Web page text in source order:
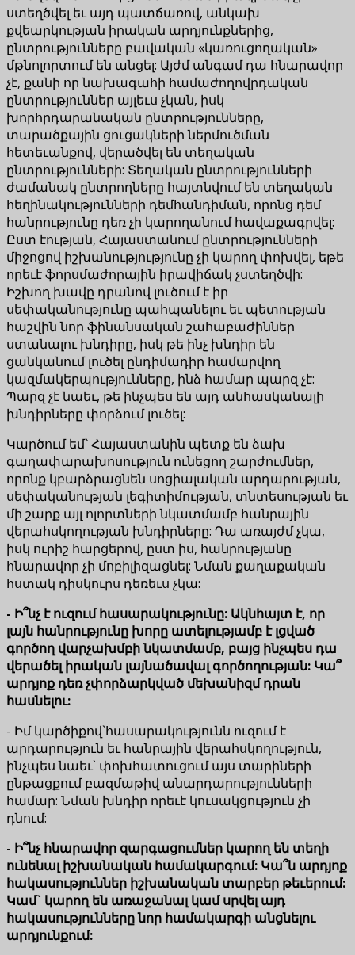
ստեղծվել եւ այդ պատճառով, անկախ
քվեարկության իրական արդյունքներից,
ընտրությունները բավական «կառուցողական»
մթնոլորտում են անցել: Այժմ անգամ դա հնարավոր
չէ, քանի որ նախագահի համաժողովրդական
ընտրություններ այլեւս չկան, իսկ
խորհրդարանական ընտրությունները,
տարածքային ցուցակների ներմուծման
հետեւանքով, վերածվել են տեղական
ընտրությունների: Տեղական ընտրությունների
ժամանակ ընտրողները հայտնվում են տեղական
հեղինակությունների դեմհանդիման, որոնց դեմ
հանրությունը դեռ չի կարողանում հավաքագրվել:
Ըստ էության, Հայաստանում ընտրությունների
միջոցով իշխանությությունը չի կարող փոխվել, եթե
որեւէ ֆորսմաժորային իրավիճակ չստեղծվի:
Իշխող խավը դրանով լուծում է իր
սեփականությունը պահպանելու եւ պետության
հաշվին նոր ֆինանսական շահաբաժիններ
ստանալու խնդիրը, իսկ թե ինչ խնդիր են
ցանկանում լուծել ընդիմադիր համարվող
կազմակերպությունները, ինձ համար պարզ չէ:
Պարզ չէ նաեւ, թե ինչպես են այդ անհասկանալի
խնդիրները փորձում լուծել:
Կարծում եմ` Հայաստանին պետք են ձախ
գաղափարախոսություն ունեցող շարժումներ,
որոնք կբարձրացնեն սոցիալական արդարության,
սեփականության լեգիտիմության, տնտեսության եւ
մի շարք այլ ոլորտների նկատմամբ հանրային
վերահսկողության խնդիրները: Դա առայժմ չկա,
իսկ ուրիշ հարցերով, ըստ իս, հանրությանը
հնարավոր չի մոբիլիզացնել: Նման քաղաքական
հստակ դիսկուրս դեռեւս չկա:
- Ի՞նչ է ուզում հասարակությունը: Ակնհայտ է, որ
լայն հանրությունը խորը ատելությամբ է լցված
գործող վարչախմբի նկատմամբ, բայց ինչպես դա
վերածել իրական լայնածավալ գործողության: Կա՞
արդյոք դեռ չփորձարկված մեխանիզմ դրան
հասնելու:
- Իմ կարծիքով`հասարակությունն ուզում է
արդարություն եւ հանրային վերահսկողություն,
ինչպես նաեւ` փոխհատուցում այս տարիների
ընթացքում բազմաթիվ անարդարությունների
համար: Նման խնդիր որեւէ կուսակցություն չի
դնում:
- Ի՞նչ հնարավոր զարգացումներ կարող են տեղի
ունենալ իշխանական համակարգում: Կա՞ն արդյոք
հակասություններ իշխանական տարբեր թեւերում:
Կամ` կարող են առաջանալ կամ սրվել այդ
հակասությունները նոր համակարգի անցնելու
արդյունքում: